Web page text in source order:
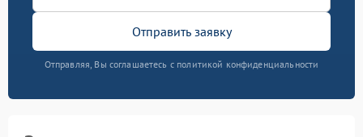
Отправить заявку
Отправляя, Вы соглашаетесь с политикой конфиденциальности